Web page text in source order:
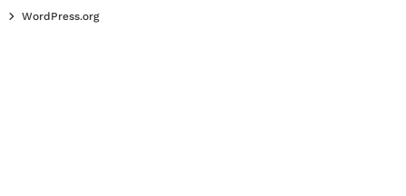
WordPress.org